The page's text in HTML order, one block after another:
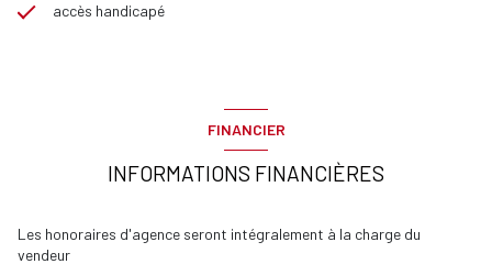
accès handicapé
FINANCIER
INFORMATIONS FINANCIÈRES
Les honoraires d'agence seront intégralement à la charge du
vendeur